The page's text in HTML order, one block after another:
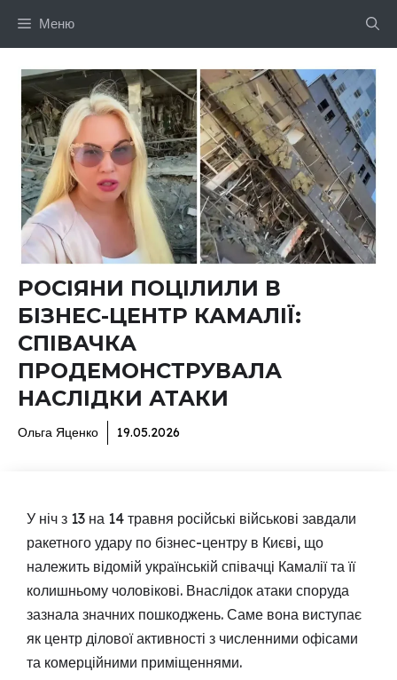
Меню
РОСІЯНИ ПОЦІЛИЛИ В
БІЗНЕС-ЦЕНТР КАМАЛІЇ:
СПІВАЧКА
ПРОДЕМОНСТРУВАЛА
НАСЛІДКИ АТАКИ
Ольга Яценко 19.05.2026
У ніч з 13 на 14 травня російські військові завдали
ракетного удару по бізнес-центру в Києві, що
належить відомій українській співачці Камалії та її
колишньому чоловікові. Внаслідок атаки споруда
зазнала значних пошкоджень. Саме вона виступає
як центр ділової активності з численними офісами
та комерційними приміщеннями.